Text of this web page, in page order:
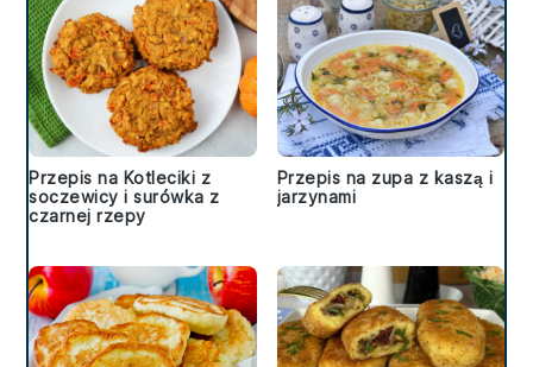
Przepis na Kotleciki z
soczewicy i surówka z
czarnej rzepy
Przepis na zupa z kaszą i
jarzynami